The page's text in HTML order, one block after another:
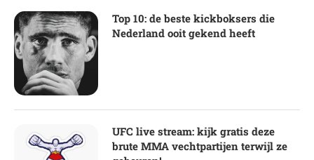
Top 10: de beste kickboksers die
Nederland ooit gekend heeft
UFC live stream: kijk gratis deze
brute MMA vechtpartijen terwijl ze